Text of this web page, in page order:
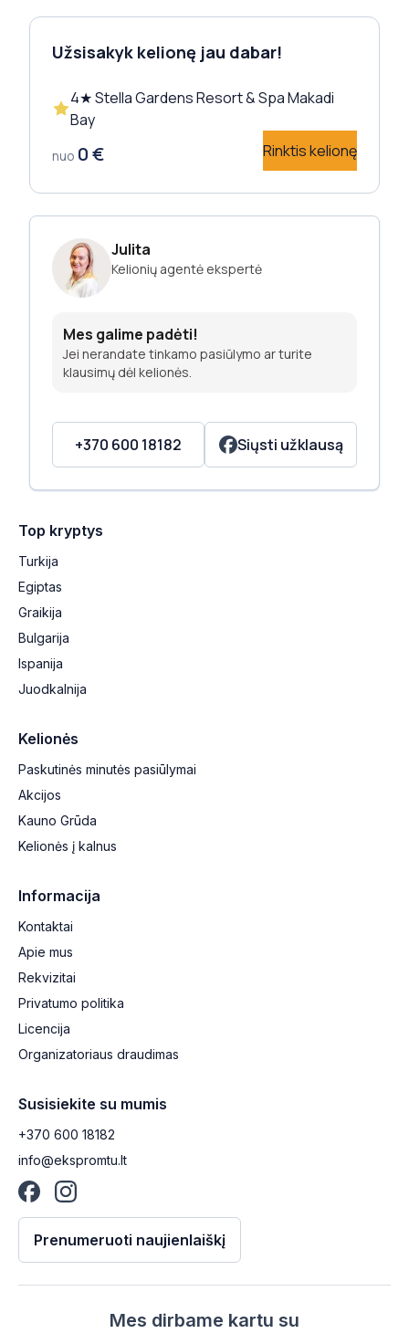
Užsisakyk kelionę jau dabar!
4★Stella Gardens Resort & Spa Makadi
Bay
nuo 0€ Rinktis kelionę
Julita
Kelionių agentė ekspertė
Mes galime padėti!
Jei nerandate tinkamo pasiūlymo ar turite
klausimų dėl kelionės.
+370 600 18182 Siųsti užklausą
Top kryptys
Turkija
Egiptas
Graikija
Bulgarija
Ispanija
Juodkalnija
Kelionės
Paskutinės minutės pasiūlymai
Akcijos
Kauno Grūda
Kelionės į kalnus
Informacija
Kontaktai
Apie mus
Rekvizitai
Privatumo politika
Licencija
Organizatoriaus draudimas
Susisiekite su mumis
+370 600 18182
info@ekspromtu.lt
Prenumeruoti naujienlaiškį
Mes dirbame kartu su